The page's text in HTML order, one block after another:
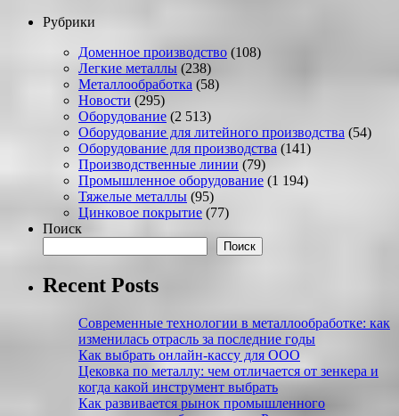
Рубрики
Доменное производство (108)
Легкие металлы (238)
Металлообработка (58)
Новости (295)
Оборудование (2 513)
Оборудование для литейного производства (54)
Оборудование для производства (141)
Производственные линии (79)
Промышленное оборудование (1 194)
Тяжелые металлы (95)
Цинковое покрытие (77)
Поиск
Поиск
Recent Posts
Современные технологии в металлообработке: как
изменилась отрасль за последние годы
Как выбрать онлайн-кассу для ООО
Цековка по металлу: чем отличается от зенкера и
когда какой инструмент выбрать
Как развивается рынок промышленного